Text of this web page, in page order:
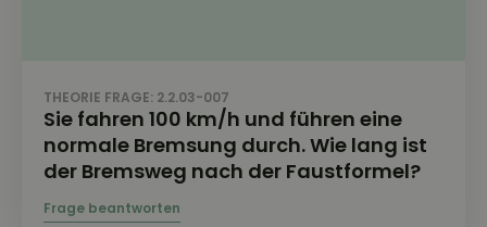
THEORIE FRAGE: 2.2.03-007
Sie fahren 100 km/h und führen eine
normale Bremsung durch. Wie lang ist
der Bremsweg nach der Faustformel?